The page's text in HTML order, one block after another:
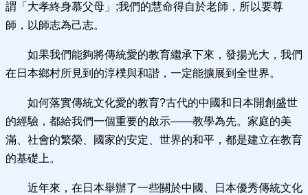
謂「大孝終身慕父母」;我們的慧命得自於老師，所以要尊
師，以師志為己志。
如果我們能夠將傳統愛的教育繼承下來，發揚光大，我們
在日本鄉村所見到的淳樸與和諧，一定能擴展到全世界。
如何落實傳統文化愛的教育?古代的中國和日本開創盛世
的經驗，都給我們一個重要的啟示——教學為先。家庭的美
滿、社會的繁榮、國家的安定、世界的和平，都是建立在教育
的基礎上。
近年來，在日本舉辦了一些關於中國、日本優秀傳統文化